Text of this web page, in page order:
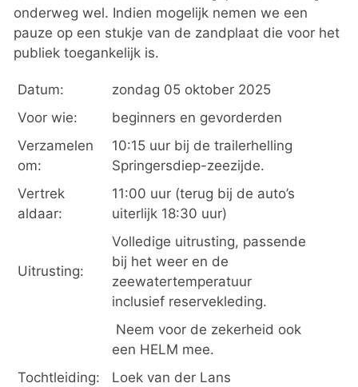
onderweg wel. Indien mogelijk nemen we een
pauze op een stukje van de zandplaat die voor het
publiek toegankelijk is.
Datum:
zondag 05 oktober 2025
Voor wie:
beginners en gevorderden
Verzamelen
om:
10:15 uur bij de trailerhelling
Springersdiep-zeezijde.
Vertrek
aldaar:
11:00 uur (terug bij de auto’s
uiterlijk 18:30 uur)
Uitrusting:
Volledige uitrusting, passende
bij het weer en de
zeewatertemperatuur
inclusief reservekleding.
Neem voor de zekerheid ook
een HELM mee.
Tochtleiding:
Loek van der Lans